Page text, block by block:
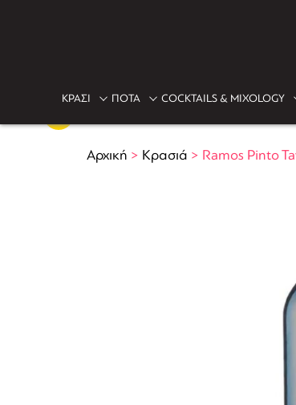
ΚΡΑΣΙ ΠΟΤΑ COCKTAILS & MIXOLOGY
Αρχική > Κρασιά > Ramos Pinto